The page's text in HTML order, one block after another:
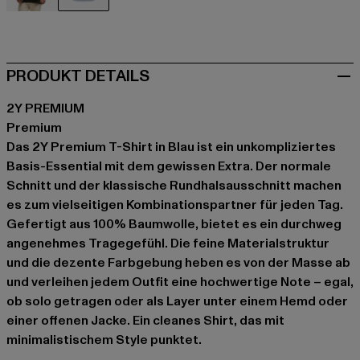
PRODUKT DETAILS
2Y PREMIUM
Premium
Das 2Y Premium T-Shirt in Blau ist ein unkompliziertes
Basis-Essential mit dem gewissen Extra. Der normale
Schnitt und der klassische Rundhalsausschnitt machen
es zum vielseitigen Kombinationspartner für jeden Tag.
Gefertigt aus 100% Baumwolle, bietet es ein durchweg
angenehmes Tragegefühl. Die feine Materialstruktur
und die dezente Farbgebung heben es von der Masse ab
und verleihen jedem Outfit eine hochwertige Note – egal,
ob solo getragen oder als Layer unter einem Hemd oder
einer offenen Jacke. Ein cleanes Shirt, das mit
minimalistischem Style punktet.